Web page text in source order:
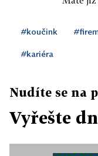
#koučink
#kariéra
Nudíte se na
Vyřešte